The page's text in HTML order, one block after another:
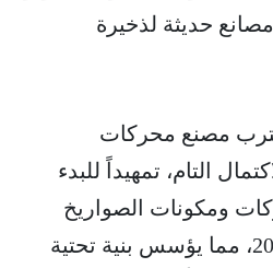
حديثة لذخيرة
مصنع محركات
التام، تمهيداً للبدء
ومكونات الصواريخ
الموجهة بحلول عام 2027، مما يؤسس بنية تحتية